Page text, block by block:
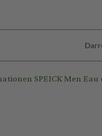
SPEICK Men Eau